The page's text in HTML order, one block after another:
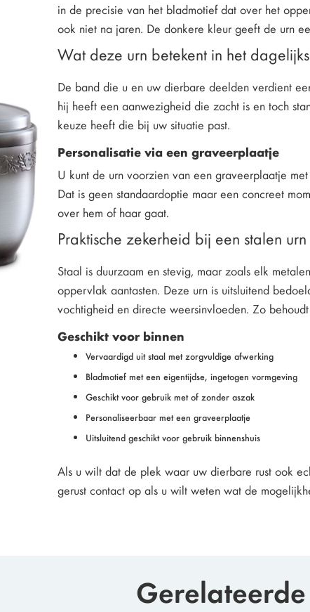
in de precisie van het bladmotief dat over het
ook niet na jaren. De donkere kleur geeft de urn
Wat deze urn betekent in het
De band die u en uw dierbare deelden verdient
hij heeft een aanwezigheid die zacht is en toch
keuze heeft die bij uw situatie past.
Personalisatie via een graveerplaatje
U kunt de urn voorzien van een graveerplaatje
Dat is geen standaardoptie maar een concreet
over hem of haar gaat.
Praktische zekerheid bij een stalen urn
Staal is duurzaam en stevig, maar zoals elk
oppervlak aantasten. Deze urn is uitsluitend
vochtigheid en directe weersinvloeden. Zo
Geschikt voor binnen
Vervaardigd uit staal met zorgvuldige afwerking
Bladmotief met een eigentijdse, ingetogen vormgeving
Geschikt voor gebruik met of zonder aszak
Personaliseerbaar met een graveerplaatje
Uitsluitend geschikt voor gebruik binnenshuis
Als u wilt dat de plek waar uw dierbare rust ook
gerust contact op als u wilt weten wat de